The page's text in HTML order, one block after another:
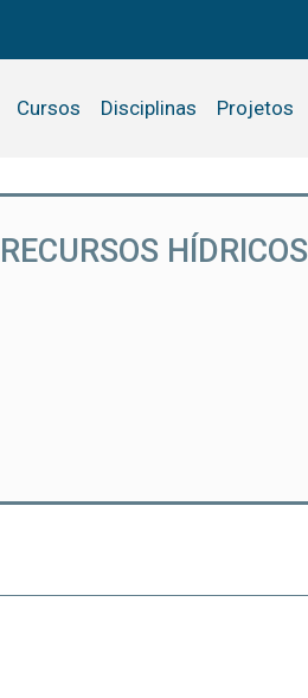
Cursos Disciplinas Projetos
HÍDRICOS